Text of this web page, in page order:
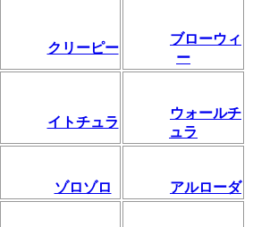
クリーピー
ブローウィ
ー
イトチュラ
ウォールチ
ュラ
ゾロゾロ アルローダ